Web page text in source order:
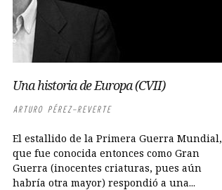
Una historia de Europa (CVII)
ARTURO PÉREZ-REVERTE
El estallido de la Primera Guerra Mundial,
que fue conocida entonces como Gran
Guerra (inocentes criaturas, pues aún
habría otra mayor) respondió a una...